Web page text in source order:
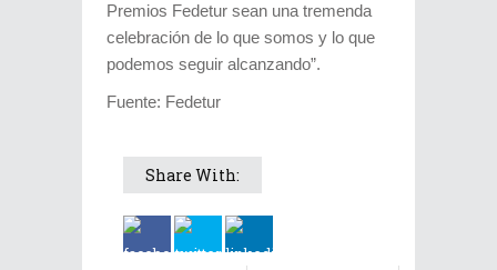
Premios Fedetur sean una tremenda
celebración de lo que somos y lo que
podemos seguir alcanzando”.
Fuente: Fedetur
Share With: